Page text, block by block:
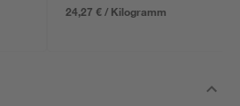
24,27 € / Kilogramm